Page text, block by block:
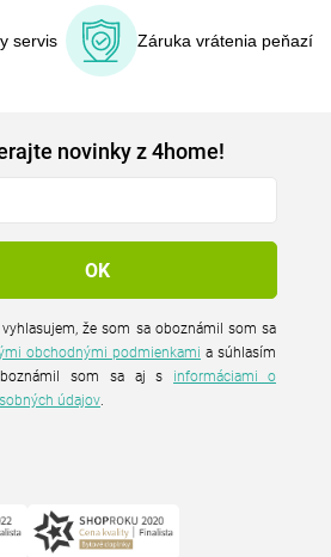
servis Záruka vrátenia peňazí
novinky z 4home!
vyhlasujem, že som sa oboznámil som sa
obchodnými podmienkami a súhlasím
som sa aj s informáciami o
údajov.